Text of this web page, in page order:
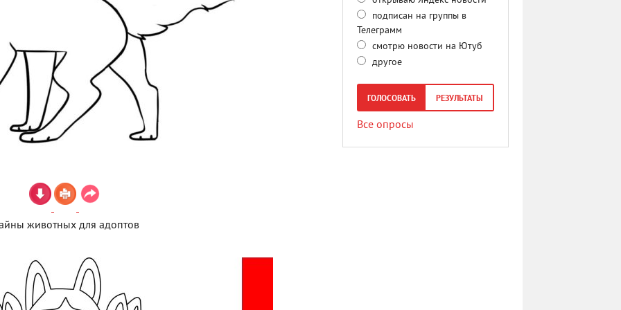
животных для адоптов
подписан на группы в
Телеграмм
смотрю новости на Ютуб
другое
ГОЛОСОВАТЬ РЕЗУЛЬТАТЫ
Все опросы